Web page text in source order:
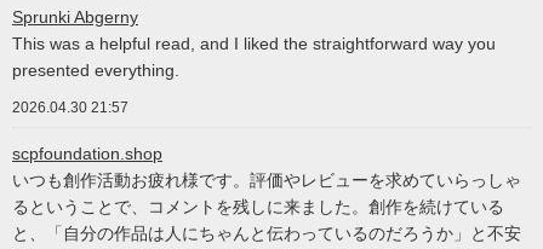
Sprunki Abgerny
This was a helpful read, and I liked the straightforward way you
presented everything.
2026.04.30 21:57
scpfoundation.shop
いつも創作活動お疲れ様です。評価やレビューを求めていらっしゃ
るということで、コメントを残しに来ました。創作を続けている
と、「自分の作品は人にちゃんと伝わっているのだろうか」と不安